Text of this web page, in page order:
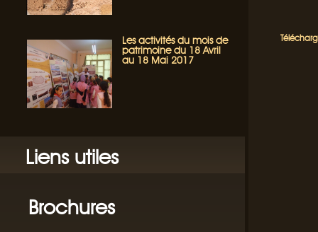
Les activités du mois de
patrimoine du 18 Avril
au 18 Mai 2017
Liens utiles
Brochures